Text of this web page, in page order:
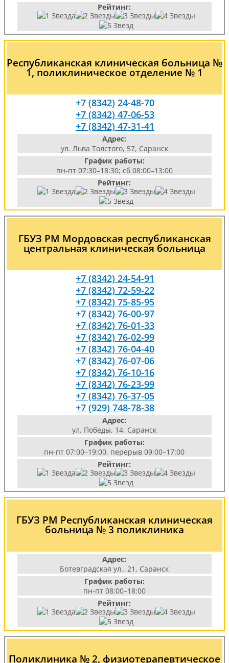
Рейтинг:
Республиканская клиническая больница №
1, поликлиническое отделение № 1
+7 (8342) 24-48-70
+7 (8342) 47-06-53
+7 (8342) 47-31-41
Адрес:
ул. Льва Толстого, 57, Саранск
График работы:
пн-пт 07:30–18:30; сб 08:00–13:00
Рейтинг:
ГБУЗ РМ Мордовская республиканская
центральная клиническая больница
+7 (8342) 24-54-91
+7 (8342) 72-59-22
+7 (8342) 75-85-95
+7 (8342) 76-00-97
+7 (8342) 76-01-33
+7 (8342) 76-02-99
+7 (8342) 76-04-40
+7 (8342) 76-07-06
+7 (8342) 76-10-16
+7 (8342) 76-23-99
+7 (8342) 76-37-05
+7 (929) 748-78-38
Адрес:
ул. Победы, 14, Саранск
График работы:
пн-пт 07:00–19:00, перерыв 09:00–17:00
Рейтинг:
ГБУЗ РМ Республиканская клиническая
больница № 3 поликлиника
Адрес:
Ботевградская ул., 21, Саранск
График работы:
пн-пт 08:00–18:00
Рейтинг:
Поликлиника № 2, физиотерапевтическое